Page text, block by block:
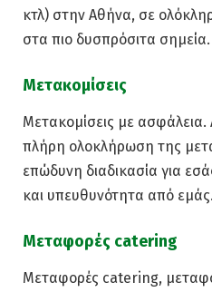
κτλ) στην Αθήνα, σε
στα πιο δυσπρόσιτα σημεία.
Μετακομίσεις
Μετακομίσεις με
πλήρη ολοκλήρωση της
επώδυνη διαδικασία για
και υπευθυνότητα από εμάς.
Μεταφορές catering
Μεταφορές catering,